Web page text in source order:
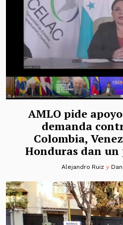
AMLO pide
demanda
Colombia,
Honduras dan
Alejandro Ruiz y